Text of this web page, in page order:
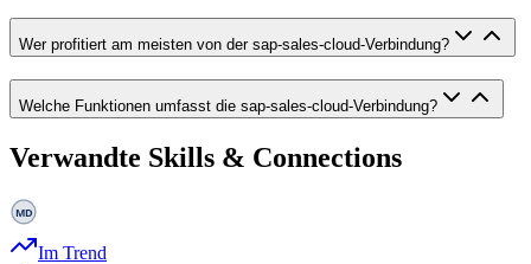
Wer profitiert am meisten von der sap-sales-cloud-Verbindung?
Welche Funktionen umfasst die sap-sales-cloud-Verbindung?
Verwandte Skills & Connections
Im Trend